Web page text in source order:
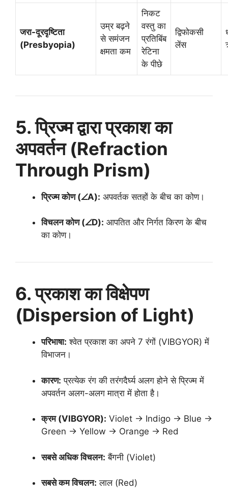
जरा-दूरदृष्टिता
(Presbyopia)
उम्र बढ़ने
से समंजन
क्षमता कम
निकट
वस्तु का
प्रतिबिंब
रेटिना
के पीछे
द्विफोकसी
लेंस
5. प्रिज्म द्वारा प्रकाश का
अपवर्तन (Refraction
Through Prism)
प्रिज्म कोण (∠A): अपवर्तक सतहों के बीच का कोण।
विचलन कोण (∠D): आपतित और निर्गत किरण के बीच
का कोण।
6. प्रकाश का विक्षेपण
(Dispersion of Light)
परिभाषा: श्वेत प्रकाश का अपने 7 रंगों (VIBGYOR) में
विभाजन।
कारण: प्रत्येक रंग की तरंगदैर्घ्य अलग होने से प्रिज्म में
अपवर्तन अलग-अलग मात्रा में होता है।
क्रम (VIBGYOR): Violet → Indigo → Blue →
Green → Yellow → Orange → Red
सबसे अधिक विचलन: बैंगनी (Violet)
सबसे कम विचलन: लाल (Red)